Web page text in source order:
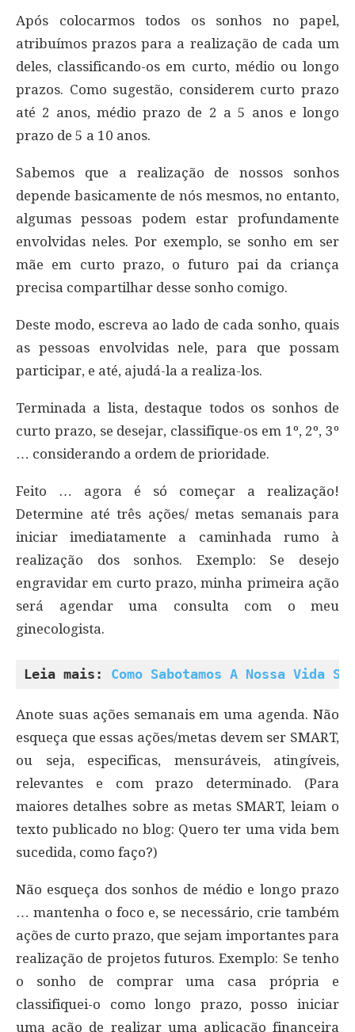
Após colocarmos todos os sonhos no papel,
atribuímos prazos para a realização de cada um
deles, classificando-os em curto, médio ou longo
prazos. Como sugestão, considerem curto prazo
até 2 anos, médio prazo de 2 a 5 anos e longo
prazo de 5 a 10 anos.
Sabemos que a realização de nossos sonhos
depende basicamente de nós mesmos, no entanto,
algumas pessoas podem estar profundamente
envolvidas neles. Por exemplo, se sonho em ser
mãe em curto prazo, o futuro pai da criança
precisa compartilhar desse sonho comigo.
Deste modo, escreva ao lado de cada sonho, quais
as pessoas envolvidas nele, para que possam
participar, e até, ajudá-la a realiza-los.
Terminada a lista, destaque todos os sonhos de
curto prazo, se desejar, classifique-os em 1º, 2º, 3º
… considerando a ordem de prioridade.
Feito … agora é só começar a realização!
Determine até três ações/ metas semanais para
iniciar imediatamente a caminhada rumo à
realização dos sonhos. Exemplo: Se desejo
engravidar em curto prazo, minha primeira ação
será agendar uma consulta com o meu
ginecologista.
Leia mais: Como Sabotamos A Nossa Vida
Anote suas ações semanais em uma agenda. Não
esqueça que essas ações/metas devem ser SMART,
ou seja, especificas, mensuráveis, atingíveis,
relevantes e com prazo determinado. (Para
maiores detalhes sobre as metas SMART, leiam o
texto publicado no blog: Quero ter uma vida bem
sucedida, como faço?)
Não esqueça dos sonhos de médio e longo prazo
… mantenha o foco e, se necessário, crie também
ações de curto prazo, que sejam importantes para
realização de projetos futuros. Exemplo: Se tenho
o sonho de comprar uma casa própria e
classifiquei-o como longo prazo, posso iniciar
uma ação de realizar uma aplicação financeira